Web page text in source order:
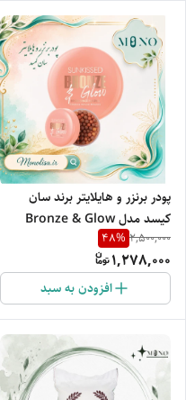
پودر برنزر و هایلایتر برند سان
کیسد مدل Bronze & Glow
2,500,000
48%
1,278,000
افزودن به سبد